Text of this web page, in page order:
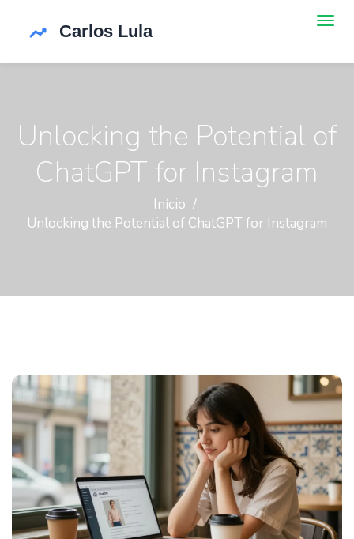
Unlocking the Potential of
ChatGPT for Instagram
Início
Unlocking the Potential of ChatGPT for Instagram